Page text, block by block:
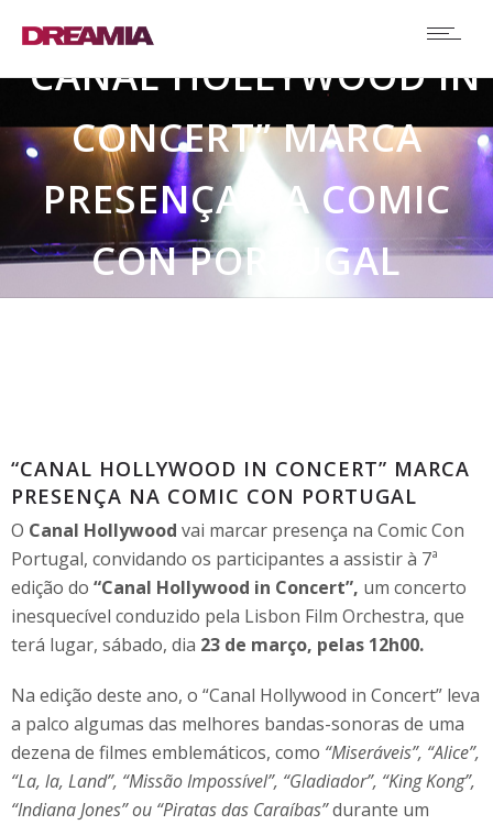
“CANAL HOLLYWOOD IN
CONCERT” MARCA
PRESENÇA NA COMIC
CON PORTUGAL
“CANAL HOLLYWOOD IN CONCERT” MARCA
PRESENÇA NA COMIC CON PORTUGAL
O Canal Hollywood vai marcar presença na Comic Con
Portugal, convidando os participantes a assistir à 7ª
edição do “Canal Hollywood in Concert”, um concerto
inesquecível conduzido pela Lisbon Film Orchestra, que
terá lugar, sábado, dia 23 de março, pelas 12h00.
Na edição deste ano, o “Canal Hollywood in Concert” leva
a palco algumas das melhores bandas-sonoras de uma
dezena de filmes emblemáticos, como “Miseráveis”, “Alice”,
“La, la, Land”, “Missão Impossível”, “Gladiador”, “King Kong”,
“Indiana Jones” ou “Piratas das Caraíbas”durante um